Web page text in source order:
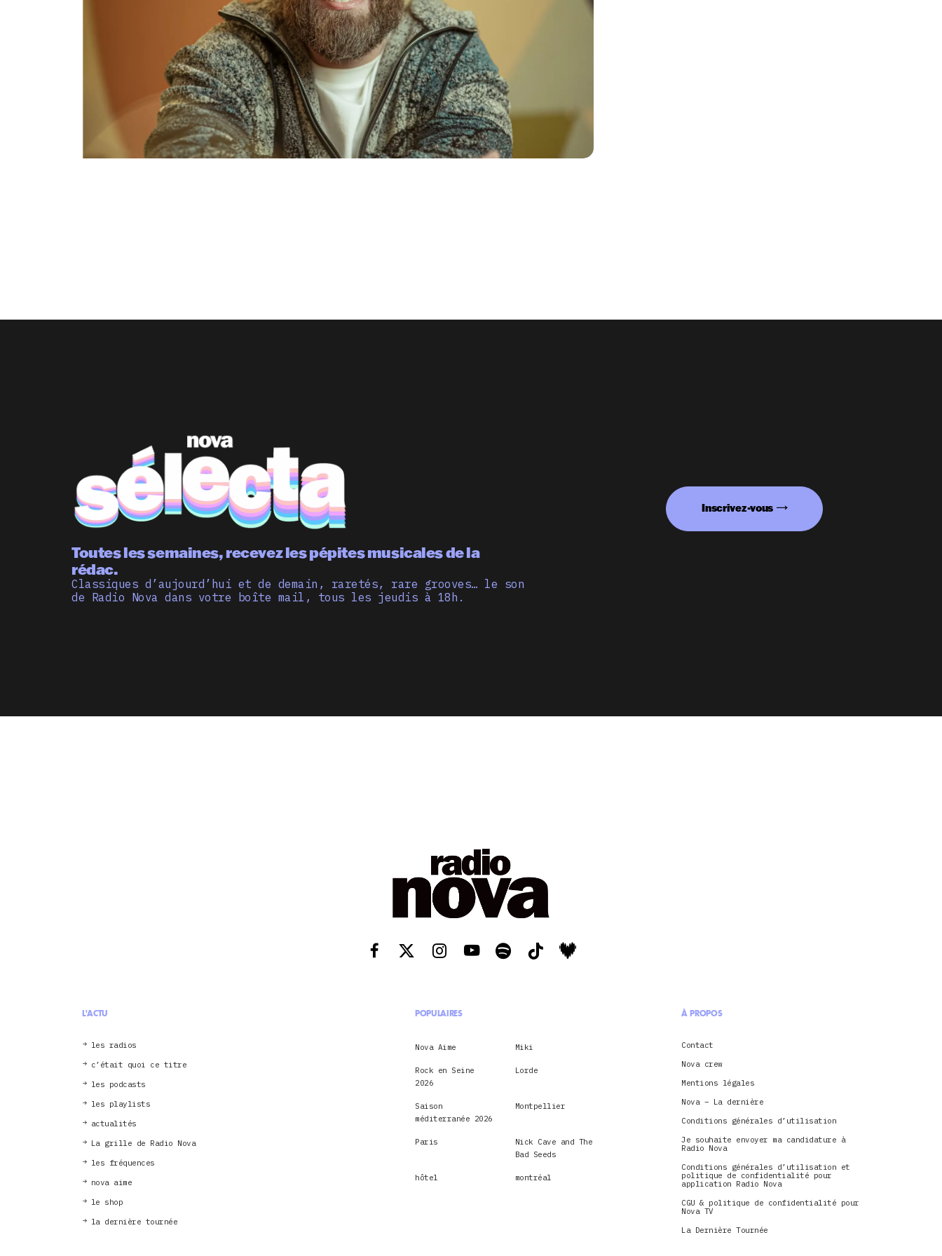
Toutes les semaines, recevez les pépites musicales de la
rédac.
Classiques d’aujourd’hui et de demain, raretés, rare grooves… le son
de Radio Nova dans votre boîte mail, tous les jeudis à 18h.
Inscrivez-vous
L'ACTU
les radios
c’était quoi ce titre
les podcasts
les playlists
actualités
La grille de Radio Nova
les fréquences
nova aime
le shop
la dernière tournée
POPULAIRES
Nova Aime Miki
Rock en Seine
2026
Lorde
Saison
méditerranée 2026
Montpellier
Paris
Nick Cave and The
Bad Seeds
hôtel montréal
À PROPOS
Contact
Nova crew
Mentions légales
Nova – La dernière
Conditions générales d’utilisation
Je souhaite envoyer ma candidature à
Radio Nova
Conditions générales d’utilisation et
politique de confidentialité pour
application Radio Nova
CGU & politique de confidentialité pour
Nova TV
La Dernière Tournée